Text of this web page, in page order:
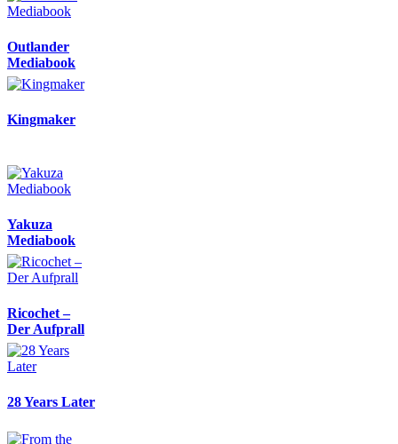
Outlander
Mediabook
Kingmaker
Yakuza
Mediabook
Ricochet –
Der Aufprall
28 Years Later